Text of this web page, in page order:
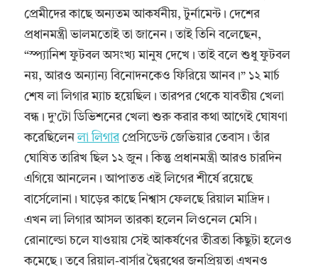
প্রেমীদের কাছে অন্যতম আকর্ষনীয়, টুর্নামেন্ট। দেশের
প্রধানমন্ত্রী ভালমতোই তা জানেন। তাই তিনি বলেছেন,
“স্প্যানিশ ফুটবল অসংখ্য মানুষ দেখে। তাই বলে শুধু ফুটবল
নয়, আরও অন্যান্য বিনোদনকেও ফিরিয়ে আনব।” ১২ মার্চ
শেষ লা লিগার ম্যাচ হয়েছিল। তারপর থেকে যাবতীয় খেলা
বন্ধ। দু’টো ডিভিশনের খেলা শুরু করার কথা আগেই ঘোষণা
করেছিলেনলা লিগার প্রেসিডেন্ট জেভিয়ার তেবাস। তাঁর
ঘোষিত তারিখ ছিল ১২ জুন। কিন্তু প্রধানমন্ত্রী আরও চারদিন
এগিয়ে আনলেন। আপাতত এই লিগের শীর্ষে রয়েছে
বার্সেলোনা। ঘাড়ের কাছে নিশ্বাস ফেলছে রিয়াল মাদ্রিদ।
এখন লা লিগার আসল তারকা হলেন লিওনেল মেসি।
রোনাল্ডো চলে যাওয়ায় সেই আকর্ষণের তীব্রতা কিছুটা হলেও
কমেছে। তবে রিয়াল-বার্সার দ্বৈরথের জনপ্রিয়তা এখনও